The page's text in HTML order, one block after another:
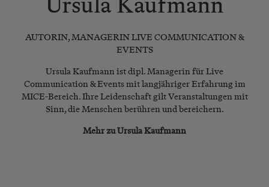
AUTORIN, MANAGERIN LIVE COMMUNICATION &
EVENTS
Ursula Kaufmann ist dipl. Managerin für Live
Communication & Events mit langjähriger Erfahrung im
MICE-Bereich. Ihre Leidenschaft gilt Veranstaltungen mit
Sinn, die Menschen berühren und bereichern.
Mehr zu Ursula Kaufmann